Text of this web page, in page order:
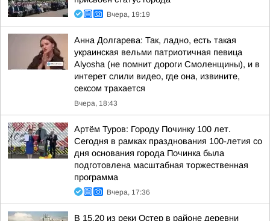
Вчера, 19:19
Анна Долгарева: Так, ладно, есть такая
украинская вельми патриотичная певица
Alyosha (не помнит дороги Смоленщины), и в
интерет слили видео, где она, извините,
сексом трахается
Вчера, 18:43
Артём Туров: Городу Починку 100 лет.
Сегодня в рамках празднования 100-летия со
дня основания города Починка была
подготовлена масштабная торжественная
программа
Вчера, 17:36
В 15.20 из реки Остер в районе деревни